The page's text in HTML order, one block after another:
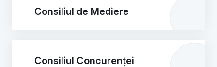
Consiliul de Mediere
Consiliul Concurenței